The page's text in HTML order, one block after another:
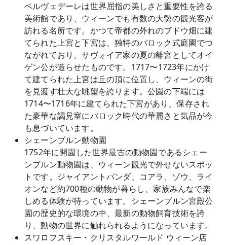
ベルヴェデーレは世界屈指の美しさと重要性を誇る
美術館であり、ウィーンでも有数の大勢の観光客が
訪れる名所です。かつて帝都の外れのブドウ畑に建
てられた上宮と下宮は、独特のバロック式庭園でつ
ながれており、サヴォイア家の夏の離宮としてオイ
ゲン公が造らせたものです。1717〜1723年にかけ
て建てられた上宮は丘の頂に位置し、ウィーンの街
を見渡す壮大な眺望を誇ります。公園の下端には
1714〜1716年に建てられた下宮があり、保存され
た豪華な謁見室にバロック時代の華麗さと気品が今
も息づいています。
シェーンブルン動物園
1752年に開園した世界最古の動物園であるシェー
ンブルン動物園は、ウィーン観光で外せないスポッ
トです。ジャイアントパンダ、コアラ、ゾウ、ライ
オンなど約700種の動物が暮らし、家族みんなで楽
しめる体験が待っています。シェーンブルン宮殿公
園の歴史的な環境の中、最新の動物飼育技術を誇
り、動物の世界に触れられるようになっています。
スワロフスキー・クリスタルワールド ウィーン店